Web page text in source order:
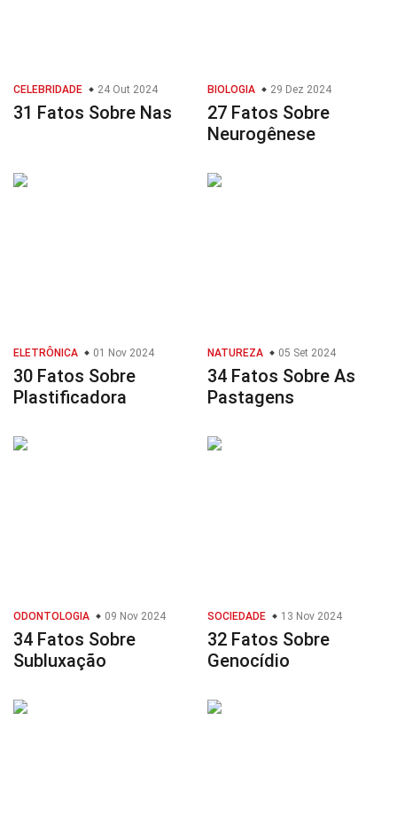
CELEBRIDADE 24 Out 2024
31 Fatos Sobre Nas
BIOLOGIA 29 Dez 2024
27 Fatos Sobre
Neurogênese
ELETRÔNICA 01 Nov 2024
30 Fatos Sobre
Plastificadora
NATUREZA 05 Set 2024
34 Fatos Sobre As
Pastagens
ODONTOLOGIA 09 Nov 2024
34 Fatos Sobre
Subluxação
SOCIEDADE 13 Nov 2024
32 Fatos Sobre
Genocídio